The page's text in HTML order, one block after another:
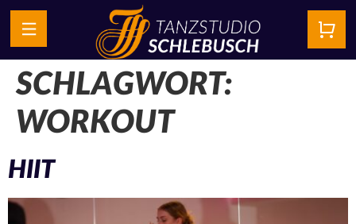
SCHLAGWORT:
WORKOUT
HIIT